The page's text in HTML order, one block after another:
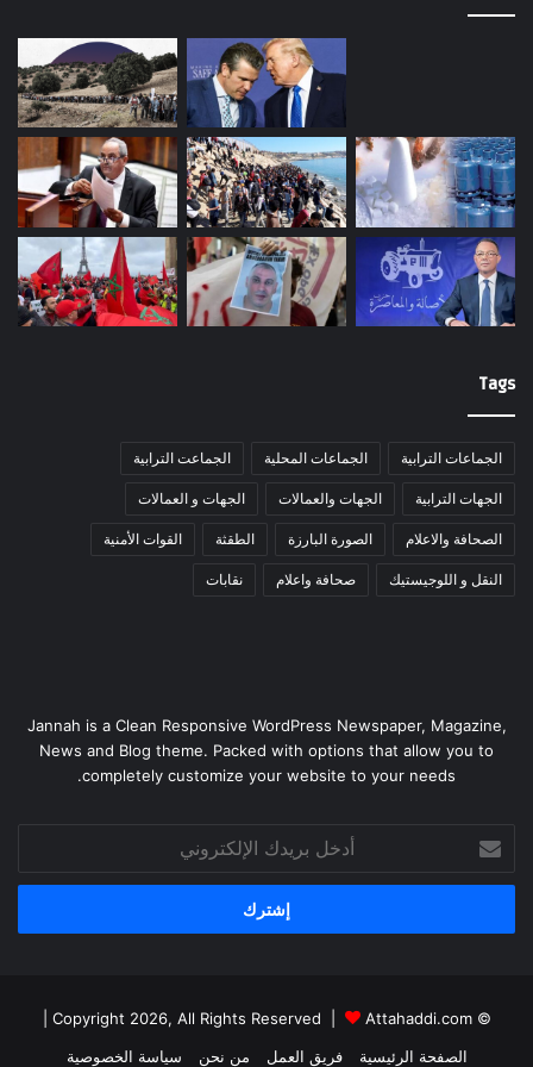
Tags
الجماعات الترابية الجماعات المحلية الجماعت الترابية
الجهات الترابية الجهات والعمالات الجهات و العمالات
الصحافة والاعلام الصورة البارزة الطقثة القوات الأمنية
النقل و اللوجيستيك صحافة واعلام نقابات
Jannah is a Clean Responsive WordPress Newspaper, Magazine,
News and Blog theme. Packed with options that allow you to
completely customize your website to your needs.
بريدك
الإلكتروني
© Copyright 2026, All Rights Reserved |
Attahaddi.com
الصفحة الرئيسية
فريق العمل من نحن سياسة الخصوصية